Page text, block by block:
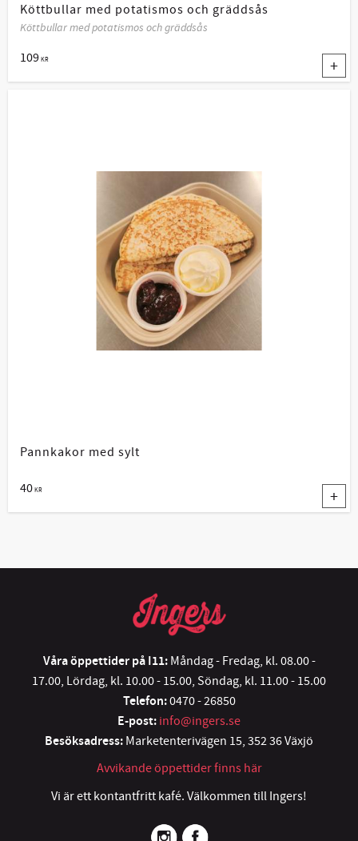
Köttbullar med potatismos och gräddsås
Köttbullar med potatismos och gräddsås
109KR
Pannkakor med sylt
40KR
Våra öppettider på I11: Måndag - Fredag, kl. 08.00 -
17.00, Lördag, kl. 10.00 - 15.00, Söndag, kl. 11.00 - 15.00
Telefon:0470 - 26850
E-post: info@ingers.se
Besöksadress: Marketenterivägen 15, 352 36 Växjö
Avvikande öppettider finns här
Vi är ett kontantfritt kafé. Välkommen till Ingers!